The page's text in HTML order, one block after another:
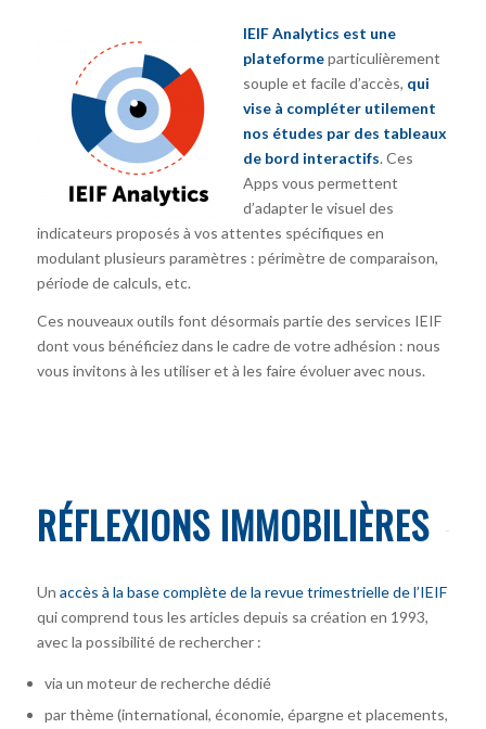
IEIF Analytics est une
plateformeparticulièrement
souple et facile d’accès, qui
vise à compléter utilement
nos études par des tableaux
de bord interactifs. Ces
Apps vous permettent
d’adapter le visuel des
indicateurs proposés à vos attentes spécifiques en
modulant plusieurs paramètres : périmètre de comparaison,
période de calculs, etc.
Ces nouveaux outils font désormais partie des services IEIF
dont vous bénéficiez dans le cadre de votre adhésion : nous
vous invitons à les utiliser et à les faire évoluer avec nous.
RÉFLEXIONS IMMOBILIÈRES
Un accès à la base complète de la revue trimestrielle de l’IEIF
qui comprend tous les articles depuis sa création en 1993,
avec la possibilité de rechercher :
via un moteur de recherche dédié
par thème (international, économie, épargne et placements,